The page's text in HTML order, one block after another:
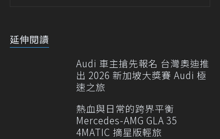
延伸閱讀
Audi 車主搶先報名 台灣奧迪推
出 2026 新加坡大獎賽 Audi 極
速之旅
熱血與日常的跨界平衡
Mercedes-AMG GLA 35
4MATIC 摘星版輕旅